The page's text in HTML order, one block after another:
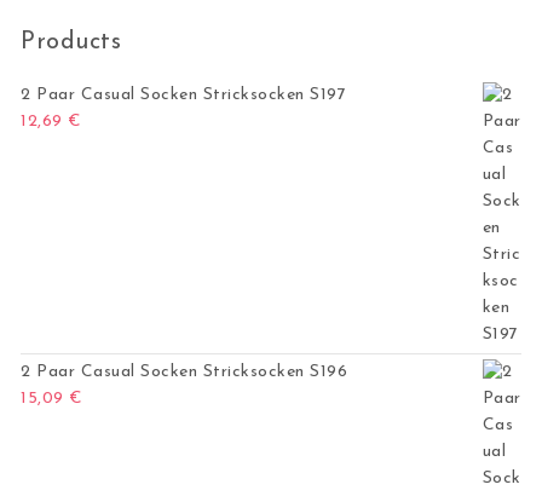
Products
2 Paar Casual Socken Stricksocken S197
12,69 €
2 Paar Casual Socken Stricksocken S196
15,09 €